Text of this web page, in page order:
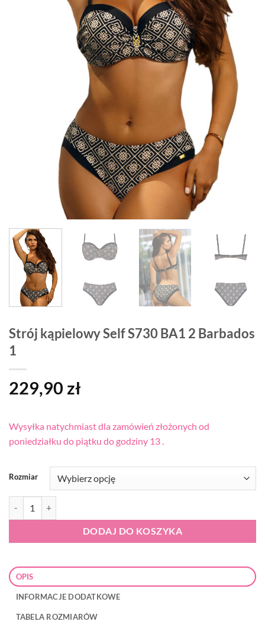
Strój kąpielowy Self S730 BA1 2 Barbados
1
229,90 zł
Wysyłka natychmiast dla zamówień złożonych od
poniedziałku do piątku do godziny 13 .
Rozmiar
DODAJ DO KOSZYKA
OPIS
INFORMACJE DODATKOWE
TABELA ROZMIARÓW